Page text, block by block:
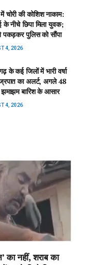
चोरी की कोशिश नाकाम:
के नीचे छिपा मिला युवक;
पकड़कर पुलिस को सौंपा
4, 2026
के कई जिलों में भारी वर्षा
का अलर्ट, अगले 48
बारिश के आसार
4, 2026
का नहीं, शराब का